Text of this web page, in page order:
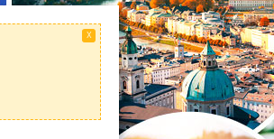
X